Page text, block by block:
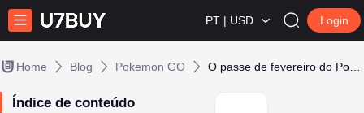
PT | USD Login
Home Blog Pokemon GO
Índice de conteúdo